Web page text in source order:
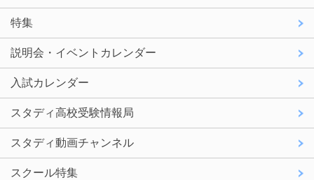
特集
説明会・イベントカレンダー
入試カレンダー
スタディ高校受験情報局
スタディ動画チャンネル
スクール特集